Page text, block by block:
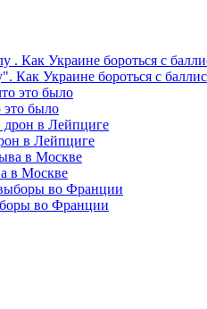
Как Украине бороться с
это было
в Лейпциге
в Москве
во Франции